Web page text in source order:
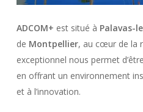
ADCOM+ est situé à Palavas-
de Montpellier, au cœur de la
exceptionnel nous permet
en offrant un environnement
et à l’innovation.